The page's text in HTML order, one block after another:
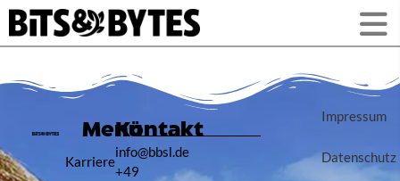
Menü
Karriere
Kontakt
info@bbsl.de
+49
Impressum
Datenschutz